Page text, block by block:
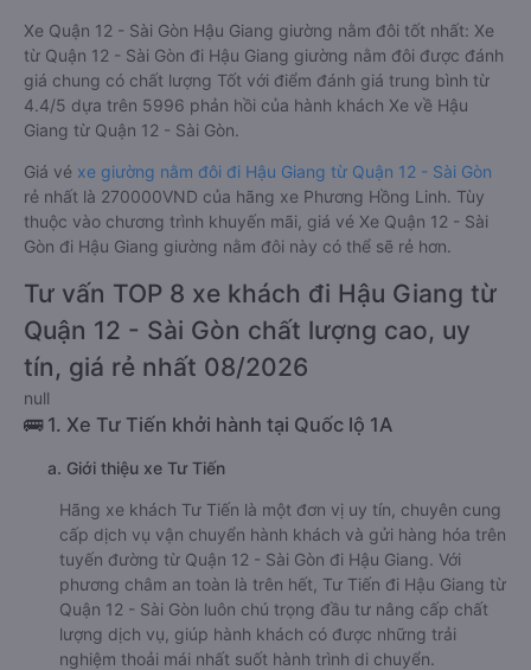
Xe Quận 12 - Sài Gòn Hậu Giang giường nằm đôi tốt nhất: Xe
từ Quận 12 - Sài Gòn đi Hậu Giang giường nằm đôi được đánh
giá chung có chất lượng Tốt với điểm đánh giá trung bình từ
4.4/5 dựa trên 5996 phản hồi của hành khách Xe về Hậu
Giang từ Quận 12 - Sài Gòn.
Giá vé xe giường nằm đôi đi Hậu Giang từ Quận 12 - Sài Gòn
rẻ nhất là 270000VND của hãng xe Phương Hồng Linh. Tùy
thuộc vào chương trình khuyến mãi, giá vé Xe Quận 12 - Sài
Gòn đi Hậu Giang giường nằm đôi này có thể sẽ rẻ hơn.
Tư vấn TOP 8 xe khách đi Hậu Giang từ
Quận 12 - Sài Gòn chất lượng cao, uy
tín, giá rẻ nhất 08/2026
null
🚌 1. Xe Tư Tiến khởi hành tại Quốc lộ 1A
a. Giới thiệu xe Tư Tiến
Hãng xe khách Tư Tiến là một đơn vị uy tín, chuyên cung
cấp dịch vụ vận chuyển hành khách và gửi hàng hóa trên
tuyến đường từ Quận 12 - Sài Gòn đi Hậu Giang. Với
phương châm an toàn là trên hết, Tư Tiến đi Hậu Giang từ
Quận 12 - Sài Gòn luôn chú trọng đầu tư nâng cấp chất
lượng dịch vụ, giúp hành khách có được những trải
nghiệm thoải mái nhất suốt hành trình di chuyển.